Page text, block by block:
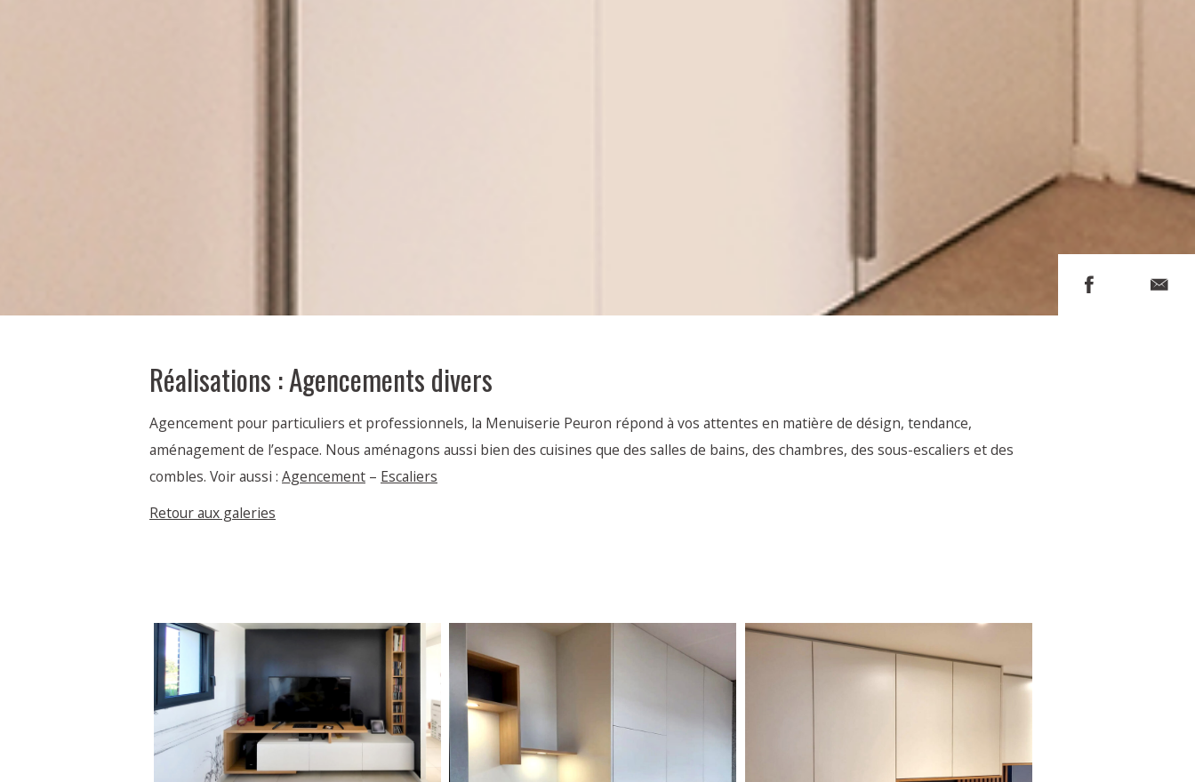
Réalisations : Agencements divers
Agencement pour particuliers et professionnels, la Menuiserie Peuron répond à vos attentes en matière de désign, tendance,
aménagement de l’espace. Nous aménagons aussi bien des cuisines que des salles de bains, des chambres, des sous-escaliers et des
combles. Voir aussi : Agencement – Escaliers
Retour aux galeries